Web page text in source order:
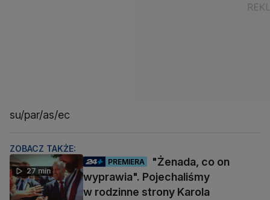
su/par/as/ec
ZOBACZ TAKŻE:
27 min
PREMIERA
"Żenada, co on
wyprawia". Pojechaliśmy
w rodzinne strony Karola